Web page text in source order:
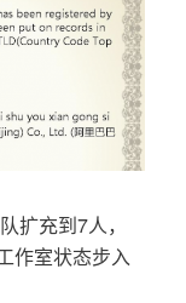
扩充到7人，
作室状态步入